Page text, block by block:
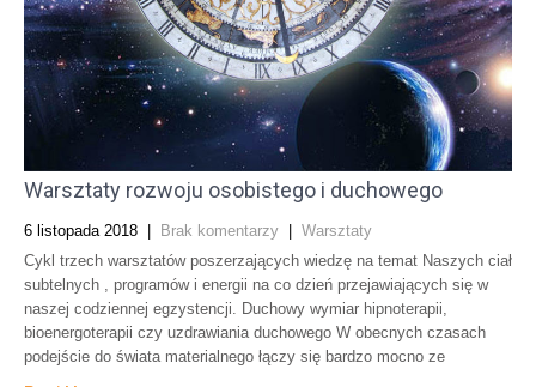
Warsztaty rozwoju osobistego i duchowego
6 listopada 2018 Brak komentarzy
Warsztaty
Cykl trzech warsztatów poszerzających wiedzę na temat Naszych ciał
subtelnych , programów i energii na co dzień przejawiających się w
naszej codziennej egzystencji. Duchowy wymiar hipnoterapii,
bioenergoterapii czy uzdrawiania duchowego W obecnych czasach
podejście do świata materialnego łączy się bardzo mocno ze